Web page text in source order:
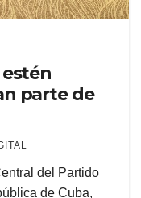
estén
parte de
del Partido
de Cuba,